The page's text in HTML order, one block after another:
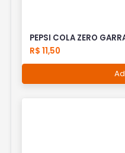
PEPSI COLA ZERO
R$ 11,50